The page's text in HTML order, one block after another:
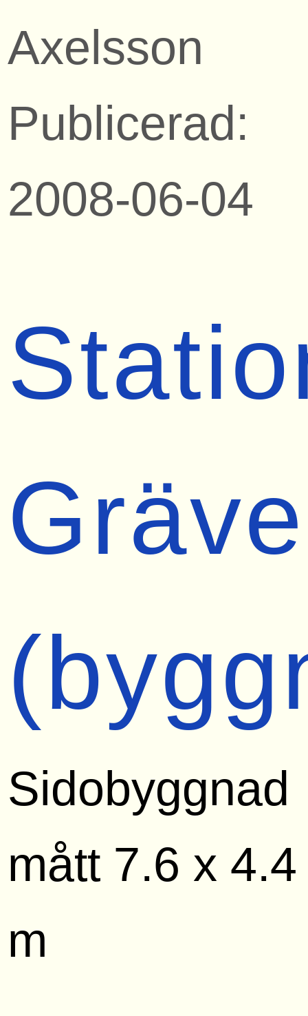
Axelsson
Publicerad:
2008-06-04
Sidobyggnad
mått 7.6 x 4.4
m